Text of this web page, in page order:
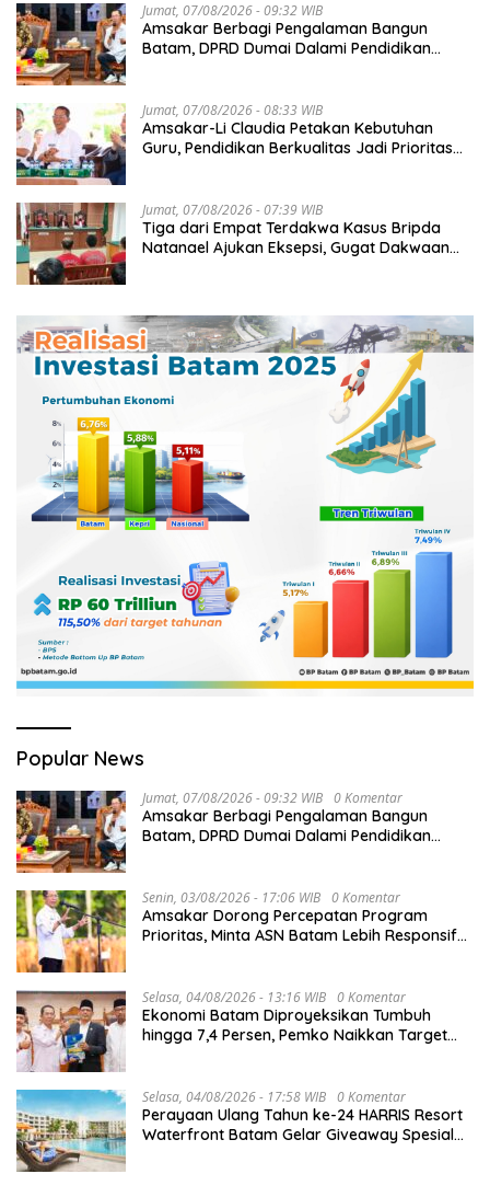
Jumat, 07/08/2026 - 09:32 WIB
Amsakar Berbagi Pengalaman Bangun
Batam, DPRD Dumai Dalami Pendidikan
Jumat, 07/08/2026 - 08:33 WIB
Amsakar-Li Claudia Petakan Kebutuhan
Guru, Pendidikan Berkualitas Jadi Prioritas
Jumat, 07/08/2026 - 07:39 WIB
Tiga dari Empat Terdakwa Kasus Bripda
Natanael Ajukan Eksepsi, Gugat Dakwaan
Popular News
Jumat, 07/08/2026 - 09:32 WIB 0 Komentar
Amsakar Berbagi Pengalaman Bangun
Batam, DPRD Dumai Dalami Pendidikan
Senin, 03/08/2026 - 17:06 WIB 0 Komentar
Amsakar Dorong Percepatan Program
Prioritas, Minta ASN Batam Lebih Responsif
Selasa, 04/08/2026 - 13:16 WIB 0 Komentar
Ekonomi Batam Diproyeksikan Tumbuh
hingga 7,4 Persen, Pemko Naikkan Target
Selasa, 04/08/2026 - 17:58 WIB 0 Komentar
Perayaan Ulang Tahun ke-24 HARRIS Resort
Waterfront Batam Gelar Giveaway Spesial